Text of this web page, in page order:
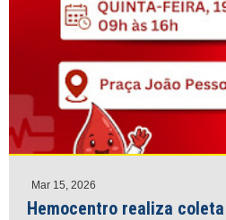
Mar 15, 2026
Hemocentro realiza